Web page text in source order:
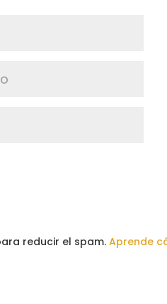
reducir el spam.Aprende